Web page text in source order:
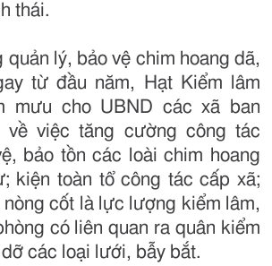
thái.
lý, bảo vệ chim hoang dã,
từ đầu năm, Hạt Kiểm lâm
mưu cho UBND các xã ban
về việc tăng cường công tác
bảo tồn các loài chim hoang
kiện toàn tổ công tác cấp xã;
nòng cốt là lực lượng kiểm lâm,
có liên quan ra quân kiểm
các loại lưới, bẫy bắt.